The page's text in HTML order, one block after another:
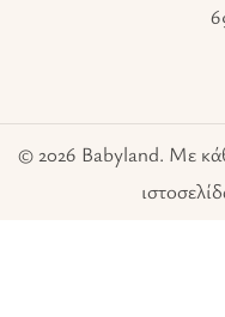
© 2026 Babyland. Με